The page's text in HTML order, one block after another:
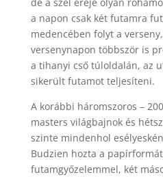
a napon csak két futamra
medencében folyt a
versenynapon többször is
a tihanyi cső túloldalán, az
sikerült futamot teljesíteni.
A korábbi háromszoros –
masters világbajnok és
szinte mindenhol
Budzien hozta a
futamgyőzelemmel, két